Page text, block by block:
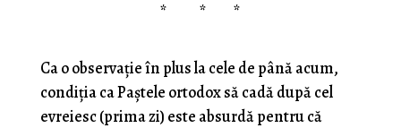
* * *
Ca o observație în plus la cele de până acum,
condiția ca Paștele ortodox să cadă după cel
evreiesc (prima zi) este absurdă pentru că